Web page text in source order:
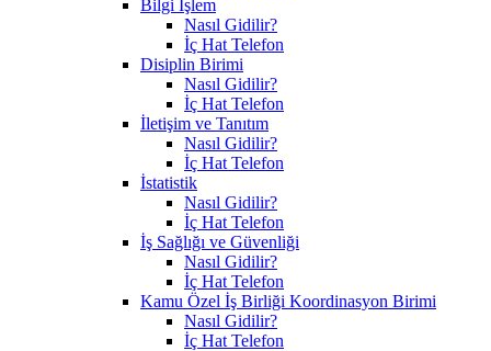
Bilgi İşlem
Nasıl Gidilir?
İç Hat Telefon
Disiplin Birimi
Nasıl Gidilir?
İç Hat Telefon
İletişim ve Tanıtım
Nasıl Gidilir?
İç Hat Telefon
İstatistik
Nasıl Gidilir?
İç Hat Telefon
İş Sağlığı ve Güvenliği
Nasıl Gidilir?
İç Hat Telefon
Kamu Özel İş Birliği Koordinasyon Birimi
Nasıl Gidilir?
İç Hat Telefon